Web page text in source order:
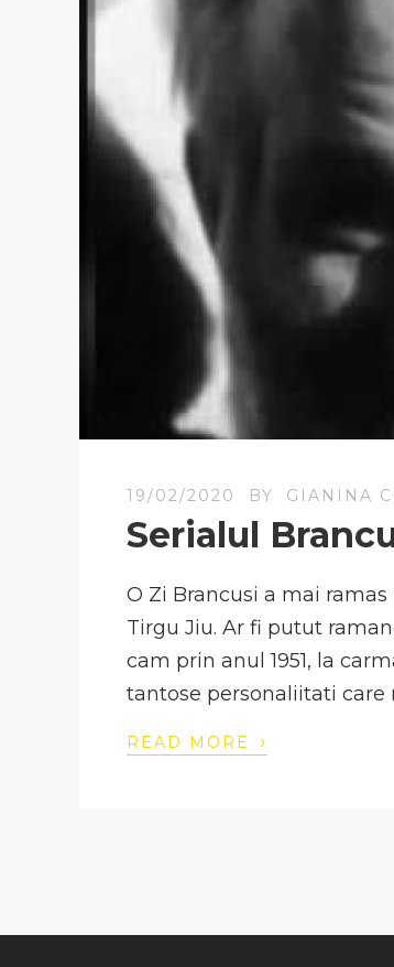
19/02/2020 BY GIANINA
Serialul
O Zi Brancusi a mai
Tirgu Jiu. Ar fi putut
cam prin anul 1951, la
tantose personaliitati care
READ MORE ›